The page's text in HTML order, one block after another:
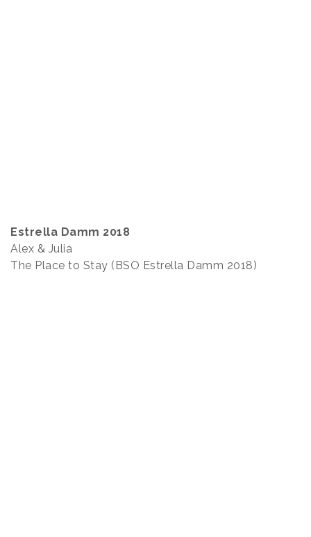
Estrella Damm 2018
Alex & Julia
The Place to Stay (BSO Estrella Damm 2018)